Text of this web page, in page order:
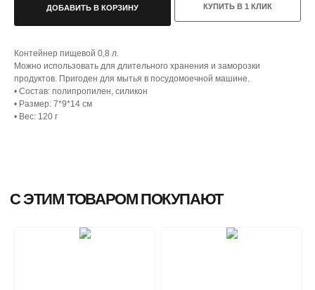
ДОБАВИТЬ В КОРЗИНУ КУПИТЬ В 1 КЛИК
Контейнер пищевой 0,8 л.
Можно использовать для длительного хранения и заморозки
продуктов. Пригоден для мытья в посудомоечной машине.
• Состав: полипропилен, силикон
• Размер: 7*9*14 см
• Вес: 120 г